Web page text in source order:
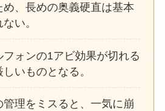
、長めの奥義硬直は基本
い。
フォンの1アビ効果が切れる
いものとなる。
理をミスると、一気に崩